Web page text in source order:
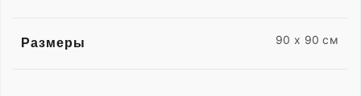
Размеры 90 x 90 см